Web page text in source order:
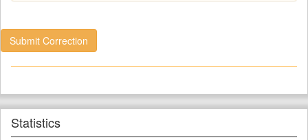
Submit Correction
Statistics